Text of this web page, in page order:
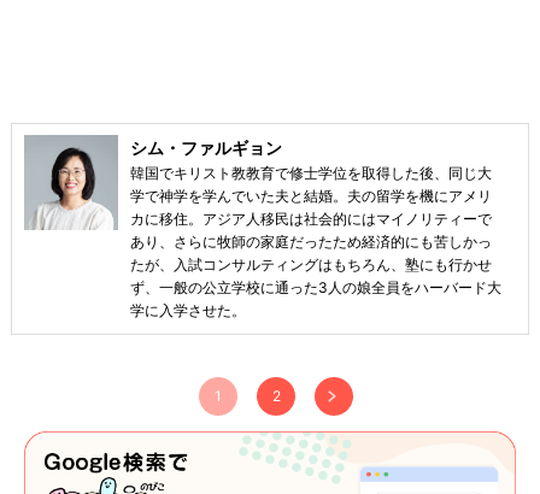
シム・ファルギョン
韓国でキリスト教教育で修士学位を取得した後、同じ大
学で神学を学んでいた夫と結婚。夫の留学を機にアメリ
カに移住。アジア人移民は社会的にはマイノリティーで
あり、さらに牧師の家庭だったため経済的にも苦しかっ
たが、入試コンサルティングはもちろん、塾にも行かせ
ず、一般の公立学校に通った3人の娘全員をハーバード大
学に入学させた。
1 2